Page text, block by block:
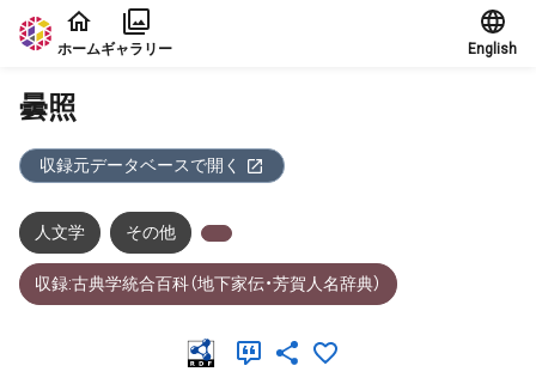
本文に飛ぶ
ホームギャラリー English
曇照
収録元データベースで開く
人文学 その他
収録:古典学統合百科（地下家伝・芳賀人名辞典）